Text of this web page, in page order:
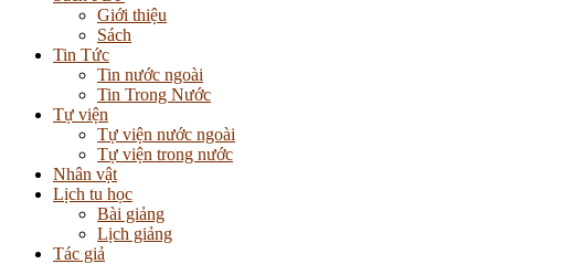
Giới thiệu
Sách
Tin Tức
Tin nước ngoài
Tin Trong Nước
Tự viện
Tự viện nước ngoài
Tự viện trong nước
Nhân vật
Lịch tu học
Bài giảng
Lịch giảng
Tác giả